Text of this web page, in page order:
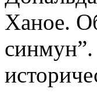
Ханое.